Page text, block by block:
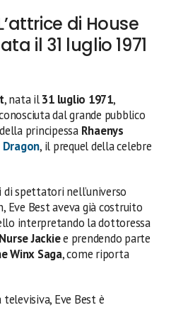
di House
il 31 luglio 1971
, nata il31 luglio 1971,
dal grande pubblico
principessa Rhaenys
, il prequel della celebre
spettatori nell’universo
Eve Best aveva già costruito
interpretando la dottoressa
Nurse Jackiee prendendo parte
Winx Saga, come riporta
Eve Best è